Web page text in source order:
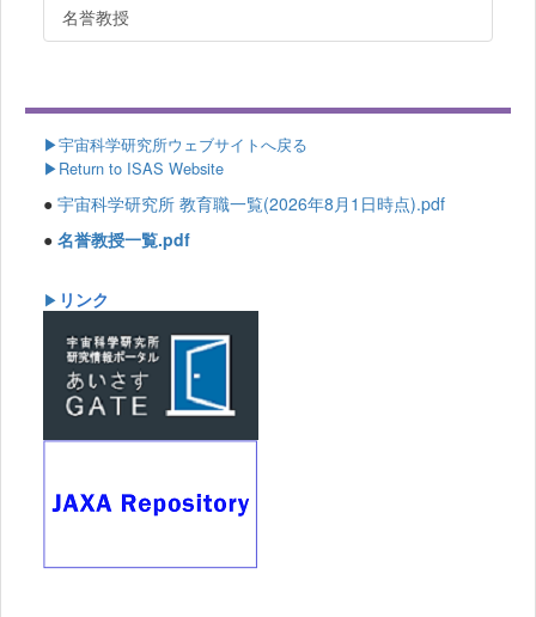
名誉教授
▶宇宙科学研究所ウェブサイトへ戻る
▶Return to ISAS Website
● 宇宙科学研究所 教育職一覧(2026年8月1日時点).pdf
● 名誉教授一覧.pdf
▶ リンク